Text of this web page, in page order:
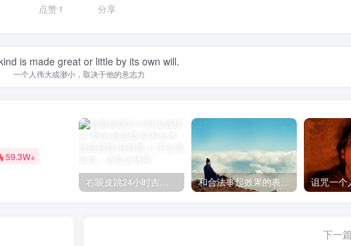
点赞1 分享
is made great or little by its own will.
一个人伟大或渺小，取决于他的意志力
59.3W+
下一